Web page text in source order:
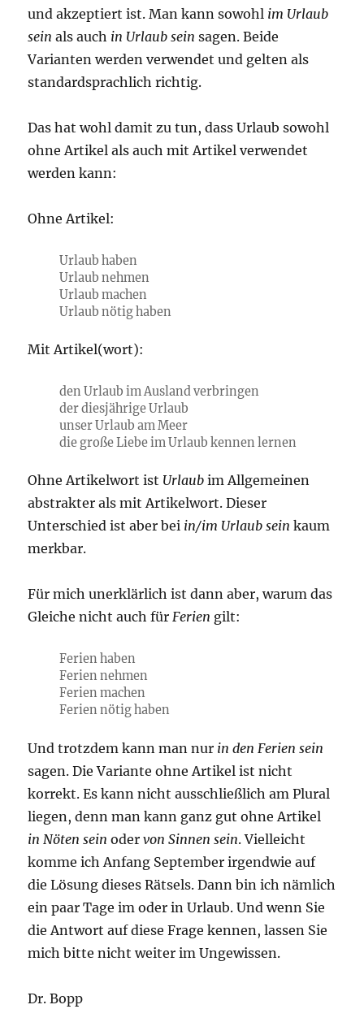
und akzeptiert ist. Man kann sowohl im Urlaub
sein als auch in Urlaub sein sagen. Beide
Varianten werden verwendet und gelten als
standardsprachlich richtig.
Das hat wohl damit zu tun, dass Urlaub sowohl
ohne Artikel als auch mit Artikel verwendet
werden kann:
Ohne Artikel:
Urlaub haben
Urlaub nehmen
Urlaub machen
Urlaub nötig haben
Mit Artikel(wort):
den Urlaub im Ausland verbringen
der diesjährige Urlaub
unser Urlaub am Meer
die große Liebe im Urlaub kennen lernen
Ohne Artikelwort ist Urlaub im Allgemeinen
abstrakter als mit Artikelwort. Dieser
Unterschied ist aber bei in/im Urlaub sein kaum
merkbar.
Für mich unerklärlich ist dann aber, warum das
Gleiche nicht auch fürFerien gilt:
Ferien haben
Ferien nehmen
Ferien machen
Ferien nötig haben
Und trotzdem kann man nur in den Ferien sein
sagen. Die Variante ohne Artikel ist nicht
korrekt. Es kann nicht ausschließlich am Plural
liegen, denn man kann ganz gut ohne Artikel
in Nöten sein odervon Sinnen sein. Vielleicht
komme ich Anfang September irgendwie auf
die Lösung dieses Rätsels. Dann bin ich nämlich
ein paar Tage im oder in Urlaub. Und wenn Sie
die Antwort auf diese Frage kennen, lassen Sie
mich bitte nicht weiter im Ungewissen.
Dr. Bopp